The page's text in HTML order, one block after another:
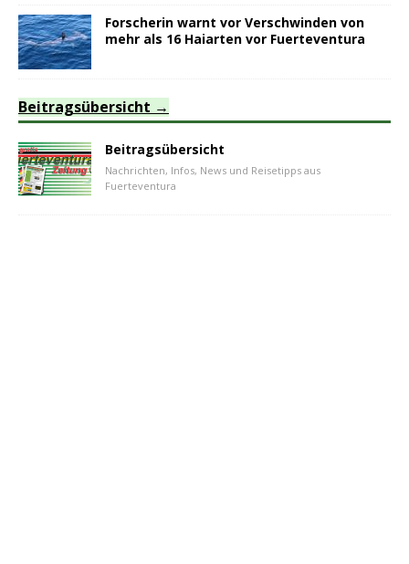
Forscherin warnt vor Verschwinden von
mehr als 16 Haiarten vor Fuerteventura
Beitragsübersicht
Beitragsübersicht
Nachrichten, Infos, News und Reisetipps aus
Fuerteventura